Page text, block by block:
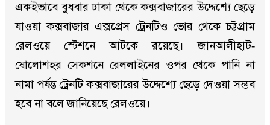
একইভাবে বুধবার ঢাকা থেকে কক্সবাজারের উদ্দেশ্যে ছেড়ে
যাওয়া কক্সবাজার এক্সপ্রেস ট্রেনটিও ভোর থেকে চট্টগ্রাম
রেলওয়ে স্টেশনে আটকে রয়েছে। জানআলীহাট-
ষোলোশহর সেকশনে রেললাইনের ওপর থেকে পানি না
নামা পর্যন্ত ট্রেনটি কক্সবাজারের উদ্দেশ্যে ছেড়ে দেওয়া সম্ভব
হবে না বলে জানিয়েছে রেলওয়ে।